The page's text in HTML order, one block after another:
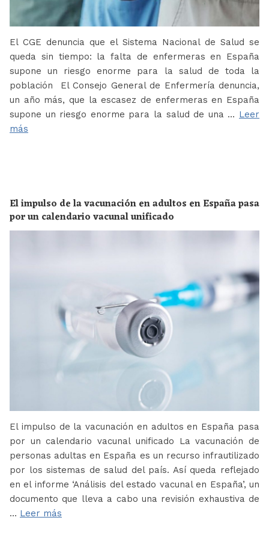
El CGE denuncia que el Sistema Nacional de Salud se
queda sin tiempo: la falta de enfermeras en España
supone un riesgo enorme para la salud de toda la
población El Consejo General de Enfermería denuncia,
un año más, que la escasez de enfermeras en España
supone un riesgo enorme para la salud de una … Leer
más
El impulso de la vacunación en adultos en España pasa
por un calendario vacunal unificado
El impulso de la vacunación en adultos en España pasa
por un calendario vacunal unificado La vacunación de
personas adultas en España es un recurso infrautilizado
por los sistemas de salud del país. Así queda reflejado
en el informe ‘Análisis del estado vacunal en España’, un
documento que lleva a cabo una revisión exhaustiva de
… Leer más